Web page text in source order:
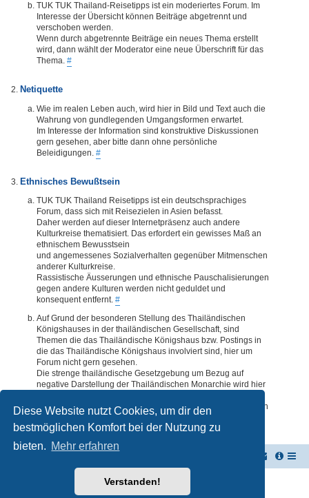
Diese Website nutzt Cookies, um dir den
bestmöglichen Komfort bei der Nutzung zu
bieten. Mehr erfahren
Verstanden!
TUK TUK Thailand-Reisetipps ist ein moderiertes Forum. Im
Interesse der Übersicht können Beiträge abgetrennt und
verschoben werden.
Wenn durch abgetrennte Beiträge ein neues Thema erstellt
wird, dann wählt der Moderator eine neue Überschrift für das
Thema. #
Netiquette
Wie im realen Leben auch, wird hier in Bild und Text auch die
Wahrung von gundlegenden Umgangsformen erwartet.
Im Interesse der Information sind konstruktive Diskussionen
gern gesehen, aber bitte dann ohne persönliche
Beleidigungen. #
Ethnisches Bewußtsein
TUK TUK Thailand Reisetipps ist ein deutschsprachiges
Forum, dass sich mit Reisezielen in Asien befasst.
Daher werden auf dieser Internetpräsenz auch andere
Kulturkreise thematisiert. Das erfordert ein gewisses Maß an
ethnischem Bewusstsein
und angemessenes Sozialverhalten gegenüber Mitmenschen
anderer Kulturkreise.
Rassistische Äusserungen und ethnische Pauschalisierungen
gegen andere Kulturen werden nicht geduldet und
konsequent entfernt. #
Auf Grund der besonderen Stellung des Thailändischen
Königshauses in der thailändischen Gesellschaft, sind
Themen die das Thailändische Königshaus bzw. Postings in
die das Thailändische Königshaus involviert sind, hier um
Forum nicht gern gesehen.
Die strenge thailändische Gesetzgebung um Bezug auf
negative Darstellung der Thailändischen Monarchie wird hier
deren Inhalte diesbezüglich auch nur ansatzweise bedenklich
erscheinen, kommentarlos entfernt. #
Powered byphpBB® Forum Software © phpBB Limited
Deutsche Übersetzung durchphpBB.de